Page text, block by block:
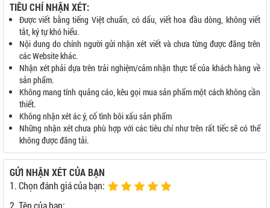
TIÊU CHÍ NHẬN XÉT:
Được viết bằng tiếng Việt chuẩn, có dấu, viết hoa đầu dòng, không viết
tắt, ký tự khó hiểu.
Nội dung do chính người gửi nhận xét viết và chưa từng được đăng trên
các Website khác.
Nhận xét phải dựa trên trải nghiệm/cảm nhận thực tế của khách hàng về
sản phẩm.
Không mang tính quảng cáo, kêu gọi mua sản phẩm một cách không cần
thiết.
Không nhận xét ác ý, cố tình bôi xấu sản phẩm
Những nhận xét chưa phù hợp với các tiêu chí như trên rất tiếc sẽ có thể
không được đăng tải.
GỬI NHẬN XÉT CỦA BẠN
1. Chọn đánh giá của bạn: